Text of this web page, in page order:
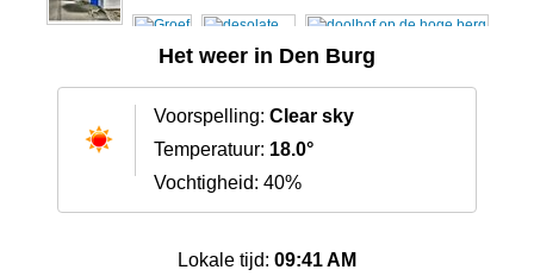
Het weer in Den Burg
Voorspelling: Clear sky
Temperatuur: 18.0°
Vochtigheid: 40%
Lokale tijd: 09:41 AM